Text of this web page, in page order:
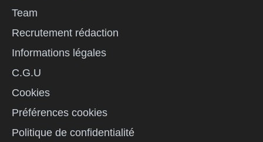
Team
Recrutement rédaction
Informations légales
C.G.U
Cookies
Préférences cookies
Politique de confidentialité